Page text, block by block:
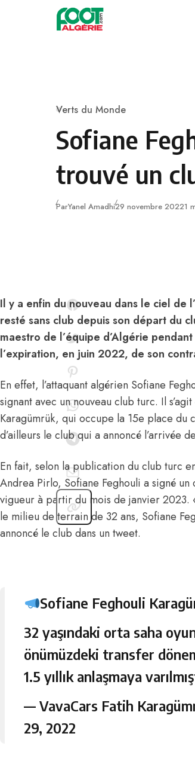
Skip to content
Category
Verts du Monde
Sofiane
trouvé un
ParYanel AmadhiPublié
29 novembre 20221
Il y a enfin du nouveau dans le ciel de
resté sans club depuis son départ du
maestro de l’équipe d’Algérie
l’expiration, en juin 2022, de son
En effet, l’attaquant algérien Sofiane
signant avec un nouveau club turc. Il
Karagümrük, qui occupe la 15e place du
d’ailleurs le club qui a annoncé l’arrivée
En fait, selon la publication du club turc
Andrea Pirlo, Sofiane Feghouli a signé
vigueur à partir du mois de janvier 2023.
le milieu de terrain de 32 ans, Sofiane
annoncé le club dans un tweet.
Sofiane Feghouli
32 yaşındaki orta saha
önümüzdeki transfer
1.5 yıllık anlaşmaya
— VavaCars Fatih
29, 2022